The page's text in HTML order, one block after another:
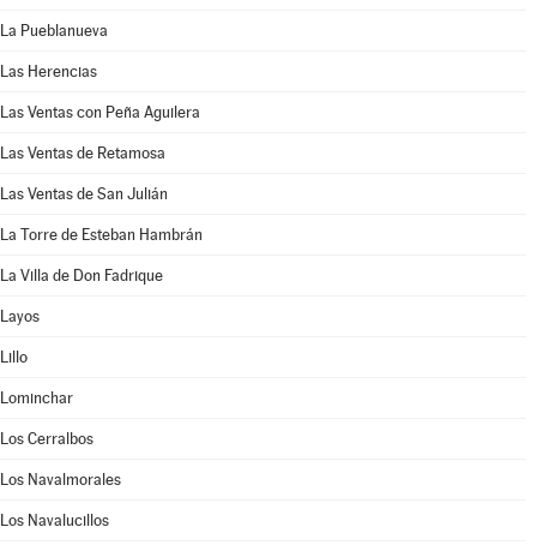
La Pueblanueva
Las Herencias
Las Ventas con Peña Aguilera
Las Ventas de Retamosa
Las Ventas de San Julián
La Torre de Esteban Hambrán
La Villa de Don Fadrique
Layos
Lillo
Lominchar
Los Cerralbos
Los Navalmorales
Los Navalucillos